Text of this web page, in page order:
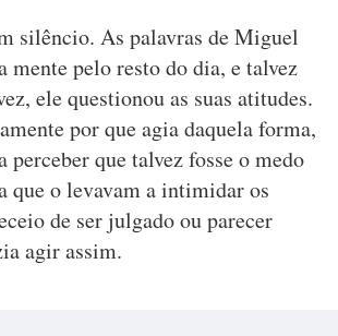
silêncio. As palavras de Miguel
mente pelo resto do dia, e talvez
ele questionou as suas atitudes.
por que agia daquela forma,
perceber que talvez fosse o medo
que o levavam a intimidar os
de ser julgado ou parecer
agir assim.